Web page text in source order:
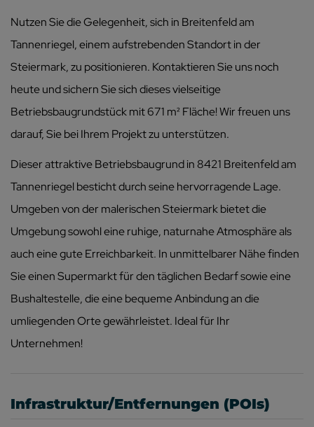
Nutzen Sie die Gelegenheit, sich in Breitenfeld am
Tannenriegel, einem aufstrebenden Standort in der
Steiermark, zu positionieren. Kontaktieren Sie uns noch
heute und sichern Sie sich dieses vielseitige
Betriebsbaugrundstück mit 671 m² Fläche! Wir freuen uns
darauf, Sie bei Ihrem Projekt zu unterstützen.
Dieser attraktive Betriebsbaugrund in 8421 Breitenfeld am
Tannenriegel besticht durch seine hervorragende Lage.
Umgeben von der malerischen Steiermark bietet die
Umgebung sowohl eine ruhige, naturnahe Atmosphäre als
auch eine gute Erreichbarkeit. In unmittelbarer Nähe finden
Sie einen Supermarkt für den täglichen Bedarf sowie eine
Bushaltestelle, die eine bequeme Anbindung an die
umliegenden Orte gewährleistet. Ideal für Ihr
Unternehmen!
Infrastruktur/Entfernungen (POIs)